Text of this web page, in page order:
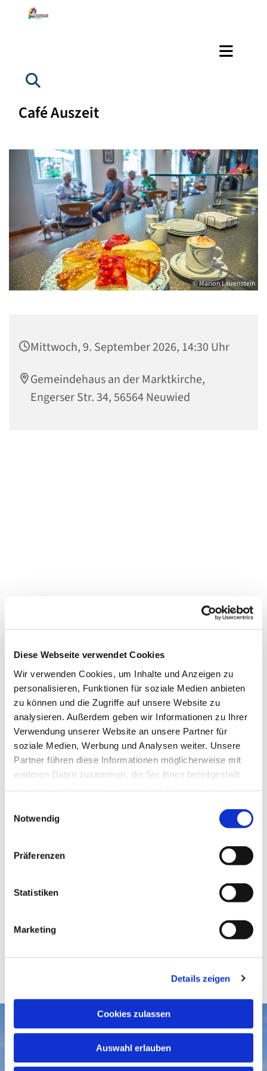
Diese Webseite verwendet Cookies
Wir verwenden Cookies, um Inhalte und Anzeigen zu
personalisieren, Funktionen für soziale Medien anbieten
zu können und die Zugriffe auf unsere Website zu
analysieren. Außerdem geben wir Informationen zu Ihrer
Verwendung unserer Website an unsere Partner für
soziale Medien, Werbung und Analysen weiter. Unsere
Partner führen diese Informationen möglicherweise mit
weiteren Daten zusammen, die Sie ihnen bereitgestellt
Notwendig
Präferenzen
Statistiken
Marketing
Details zeigen
Cookies zulassen
Auswahl erlauben
Café Auszeit
© Marion Lauenstein
Mittwoch, 9. September 2026, 14:30 Uhr
Gemeindehaus an der Marktkirche,
Engerser Str. 34, 56564 Neuwied
Dies könnte Sie auch interessieren
Aktuelles
Gottesdienste
Gemeindegruß-Archiv